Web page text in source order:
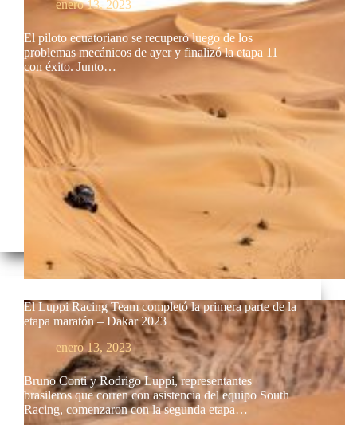
enero 13, 2023
El piloto ecuatoriano se recuperó luego de los
problemas mecánicos de ayer y finalizó la etapa 11
con éxito. Junto…
El Luppi Racing Team completó la primera parte de la
etapa maratón – Dakar 2023
enero 13, 2023
Bruno Conti y Rodrigo Luppi, representantes
brasileros que corren con asistencia del equipo South
Racing, comenzaron con la segunda etapa…